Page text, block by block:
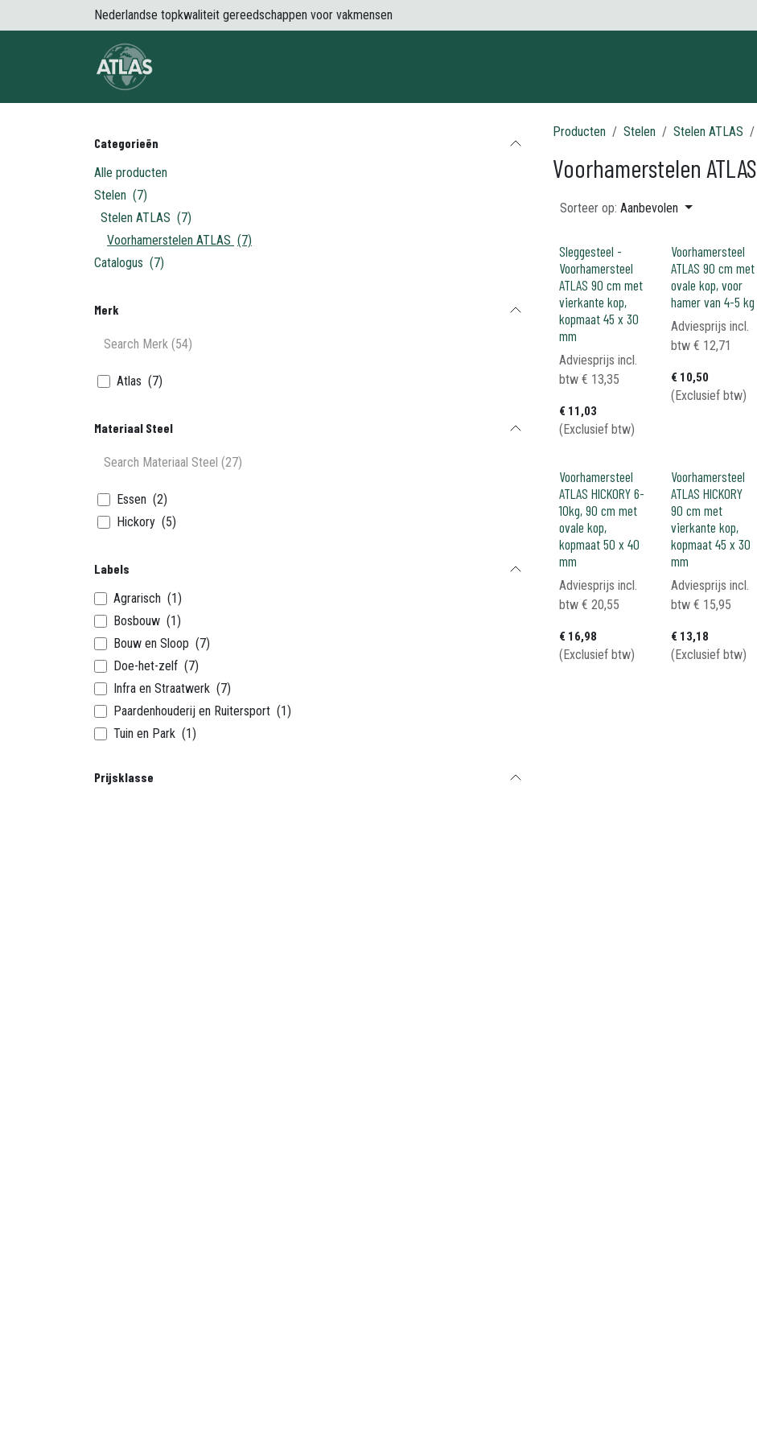
Overslaan naar inhoudNederlandse topkwaliteit gereedschappen voor vakmensen
Categorieën
Alle producten
Stelen (7)
Stelen ATLAS (7)
Voorhamerstelen ATLAS (7)
Catalogus (7)
Merk
Atlas (7)
Materiaal Steel
Essen (2)
Hickory (5)
Labels
Agrarisch (1)
Bosbouw (1)
Bouw en Sloop (7)
Doe-het-zelf (7)
Infra en Straatwerk (7)
Paardenhouderij en Ruitersport (1)
Tuin en Park (1)
Prijsklasse
Producten Stelen Stelen ATLAS
Voorhamerstelen ATLAS
Sorteer op: Aanbevolen
Sleggesteel -
Voorhamersteel
ATLAS 90 cm met
vierkante kop,
kopmaat 45 x 30
mm
€ 11,03
(Exclusief btw)
Adviesprijs incl.
btw € 13,35
Voorhamersteel
ATLAS 90 cm met
ovale kop, voor
hamer van 4-5 kg
€ 10,50
(Exclusief btw)
Adviesprijs incl.
btw € 12,71
Voorhamersteel
ATLAS HICKORY 6-
10kg, 90 cm met
ovale kop,
kopmaat 50 x 40
mm
€ 16,98
(Exclusief btw)
Adviesprijs incl.
btw € 20,55
Voorhamersteel
ATLAS HICKORY
90 cm met
vierkante kop,
kopmaat 45 x 30
mm
€ 13,18
(Exclusief btw)
Adviesprijs incl.
btw € 15,95